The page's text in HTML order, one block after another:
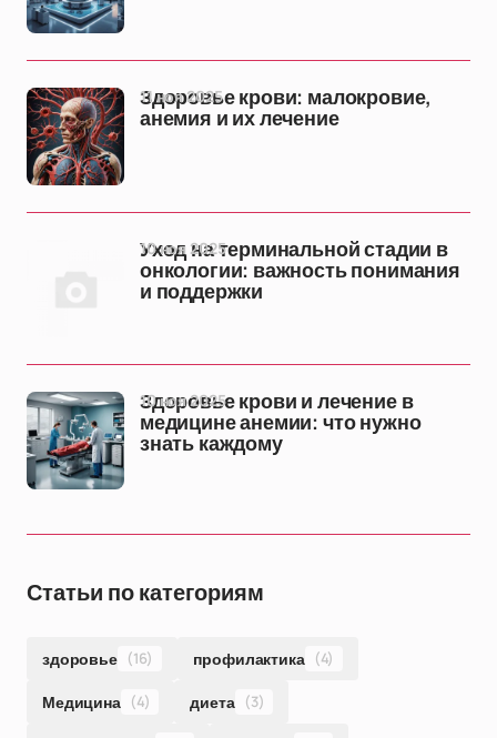
Здоровье крови: малокровие,
анемия и их лечение
11 ноя 2025
Уход на терминальной стадии в
онкологии: важность понимания
и поддержки
10 ноя 2025
Здоровье крови и лечение в
медицине анемии: что нужно
знать каждому
10 ноя 2025
Статьи по категориям
здоровье (16) профилактика (4)
Медицина (4) диета (3)